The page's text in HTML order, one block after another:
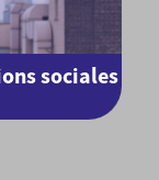
sociales